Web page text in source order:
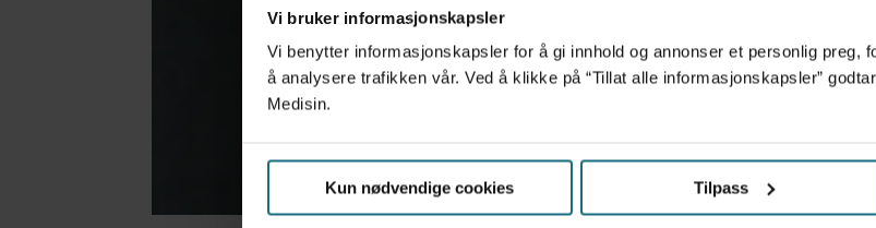
Vi bruker informasjonskapsler
Vi benytter informasjonskapsler for å gi innhold og annonser et personlig preg,
å analysere trafikken vår. Ved å klikke på “Tillat alle informasjonskapsler”
Medisin.
Kun nødvendige cookies Tilpass